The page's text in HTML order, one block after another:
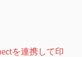
を連携して印